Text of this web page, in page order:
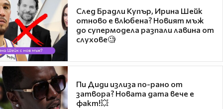
След Брадли Купър, Ирина Шейк
отново е влюбена? Новият мъж
до супермодела разпали лавина от
слухове🧐
Пи Диди излиза по-рано от
затвора? Новата дата вече е
факт!💥